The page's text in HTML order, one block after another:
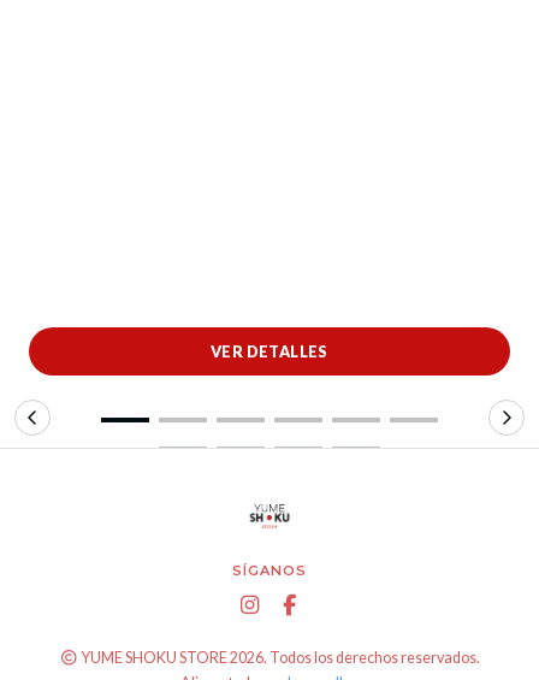
VER DETALLES
SÍGANOS
YUME SHOKU STORE 2026. Todos los derechos reservados.